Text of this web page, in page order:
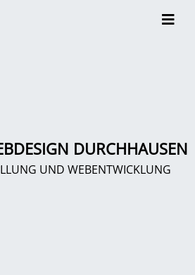
DURCHHAUSEN
UND WEBENTWICKLUNG